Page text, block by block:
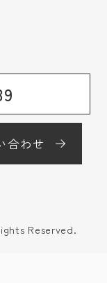
合わせ
Reserved.